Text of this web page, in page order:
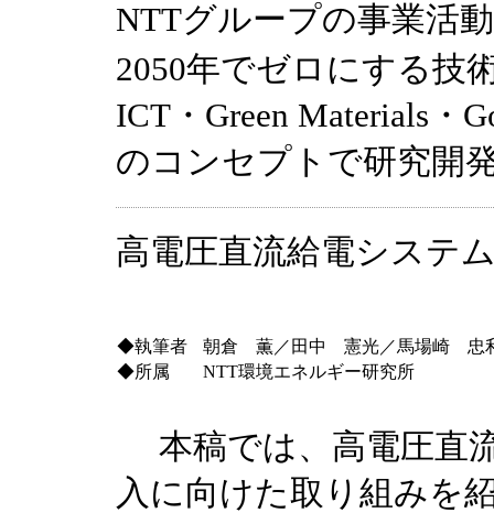
NTTグループの事業活
2050年でゼロにする技
ICT・Green Materials・
のコンセプトで研究開
高電圧直流給電システ
◆執筆者
朝倉 薫／田中 憲光／馬場崎 忠
◆所属
NTT環境エネルギー研究所
本稿では、高電圧直
入に向けた取り組みを